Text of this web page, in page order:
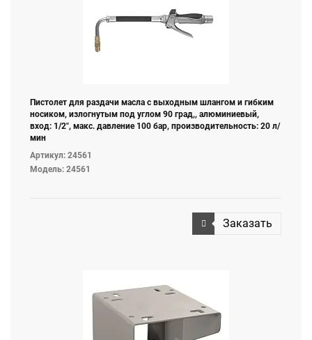
Пистолет для раздачи масла с выходным шлангом и гибким
носиком, излогнутым под углом 90 град,, алюминиевый,
вход: 1/2", макс. давление 100 бар, производительность: 20 л/
мин
Артикул: 24561
Модель: 24561
Заказать